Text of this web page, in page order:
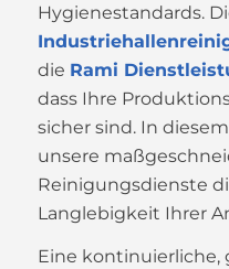
Hygienestandards.
die Rami
dass Ihre
sicher sind. In
unsere
Reinigungsdienste
Langlebigkeit Ihrer
Eine kontinuierliche,